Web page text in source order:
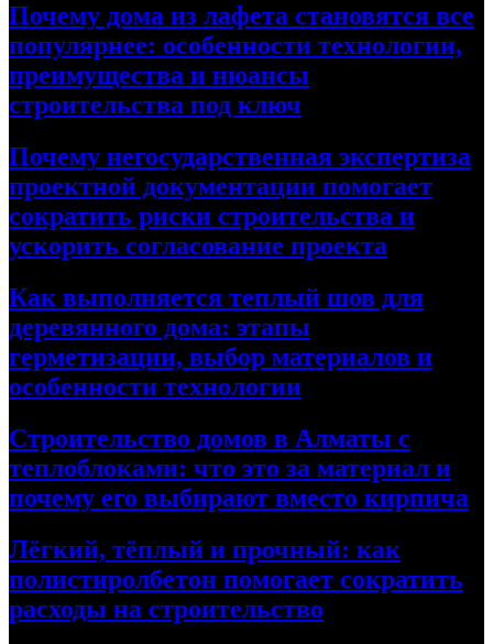
Почему дома из лафета становятся все
популярнее: особенности технологии,
преимущества и нюансы
строительства под ключ
Почему негосударственная экспертиза
проектной документации помогает
сократить риски строительства и
ускорить согласование проекта
Как выполняется теплый шов для
деревянного дома: этапы
герметизации, выбор материалов и
особенности технологии
Строительство домов в Алматы с
теплоблоками: что это за материал и
почему его выбирают вместо кирпича
Лёгкий, тёплый и прочный: как
полистиролбетон помогает сократить
расходы на строительство